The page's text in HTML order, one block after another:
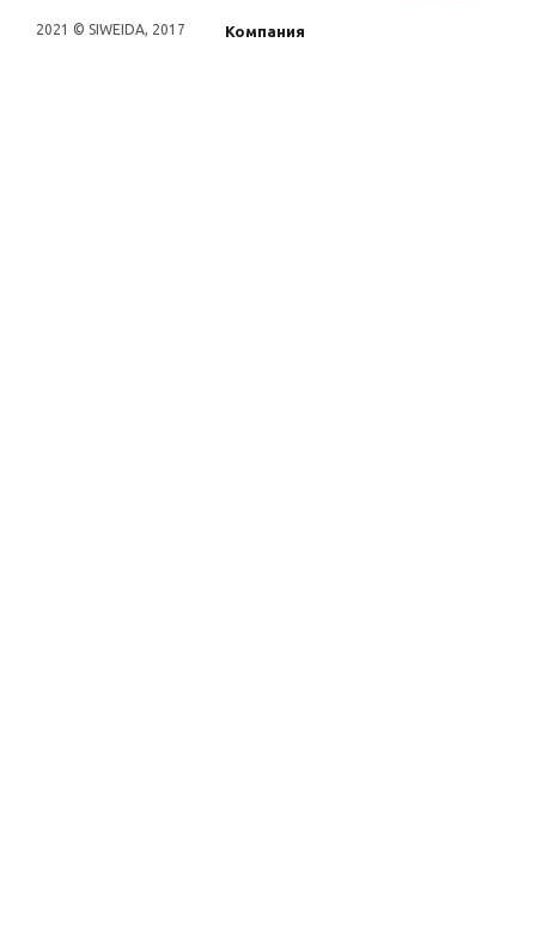
2021 © SIWEIDA, 2017 Компания